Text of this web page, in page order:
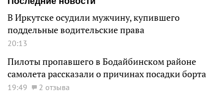
В Иркутске осудили мужчину, купившего
поддельные водительские права
20:13
Пилоты пропавшего в Бодайбинском районе
самолета рассказали о причинах посадки борта
19:49 2 отзыва